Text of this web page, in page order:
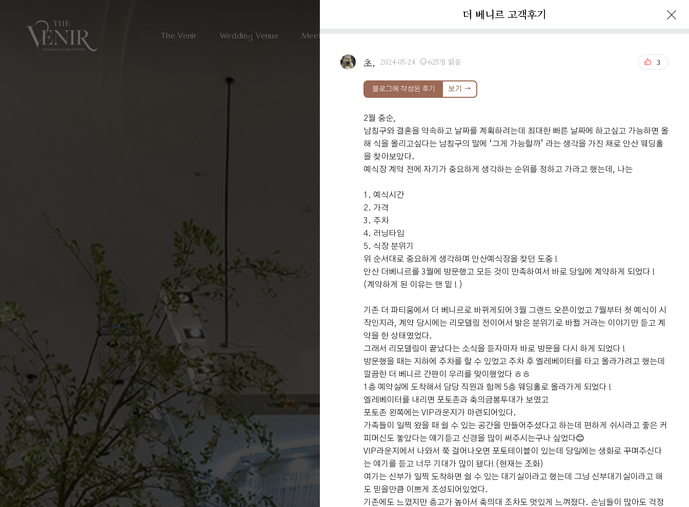
The Venir Wedding Venue Meeting & Party
더 베니르 고객후기
초, 2024-05-24 625명 읽음 3
블로그에 작성된 후기 보기 →
2월 중순,
남칭구와 결혼을 약속하고 날짜를 계획하려는데 최대한 빠른 날짜에 하고싶고 가능하면 올
해 식을 올리고싶다는 남칭구의 말에 ‘그게 가능할까’ 라는 생각을 가진 채로 안산 웨딩홀
을 찾아보았다.
예식장 계약 전에 자기가 중요하게 생각하는 순위를 정하고 가라고 했는데, 나는​
1. 예식시간
2. 가격
3. 주차
4. 러닝타임
5. 식장 분위기
위 순서대로 중요하게 생각하며 안산예식장을 찾던 도중 !
안산 더베니르를 3월에 방문했고 모든 것이 만족하여서 바로 당일에 계약하게 되었다 !
(계약하게 된 이유는 맨 밑 ! )
기존 더 파티움에서 더 베니르로 바뀌게되어 3월 그랜드 오픈이었고 7월부터 첫 예식이 시
작인지라, 계약 당시에는 리모델링 전이어서 밝은 분위기로 바뀔 거라는 이야기만 듣고 계
약을 한 상태였었다.
그래서 리모델링이 끝났다는 소식을 듣자마자 바로 방문을 다시 하게 되었다 !
방문했을 때는 지하에 주차를 할 수 있었고 주차 후 엘레베이터를 타고 올라가려고 했는데
깔끔한 더 베니르 간판이 우리를 맞이했었다 ㅎㅎ
1층 예약실에 도착해서 담당 직원과 함께 5층 웨딩홀로 올라가게 되었다 !
엘레베이터를 내리면 포토존과 축의금봉투대가 보였고
포토존 왼쪽에는 VIP라운지가 마련되어있다.
가족들이 일찍 왔을 때 쉴 수 있는 공간을 만들어주셨다고 하는데 편하게 쉬시라고 좋은 커
피머신도 놓았다는 얘기듣고 신경을 많이 써주시는구나 싶었다😊
VIP라운지에서 나와서 쭉 걸어나오면 포토테이블이 있는데 당일에는 생화로 꾸며주신다
는 얘기를 듣고 너무 기대가 많이 됐다! (현재는 조화)
여기는 신부가 일찍 도착하면 쉴 수 있는 대기실이라고 했는데 그냥 신부대기실이라고 해
도 믿을만큼 이쁘게 조성되어있었다.
기존에도 느꼈지만 층고가 높아서 축의대 조차도 멋있게 느껴졌다. 손님들이 많아도 걱정